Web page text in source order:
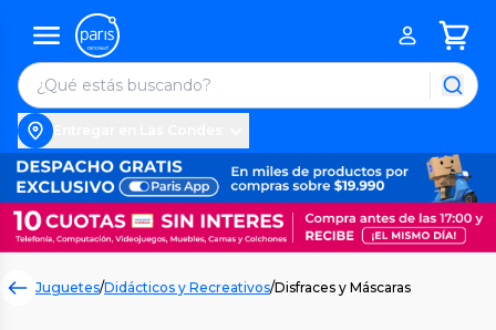
Juguetes/Didácticos y Recreativos/Disfraces y Máscaras